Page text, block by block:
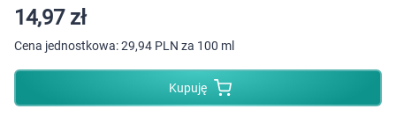
Higiena
Kosmetyki
Mężczyzna
14,97 zł
Cena jednostkowa:29,94 PLN za 100 ml
Kupuję